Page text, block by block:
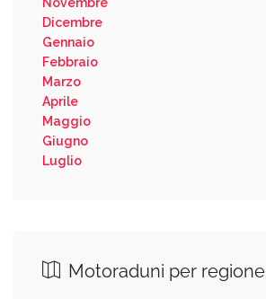
Dicembre
Gennaio
Febbraio
Marzo
Aprile
Maggio
Giugno
Luglio
Motoraduni per regione